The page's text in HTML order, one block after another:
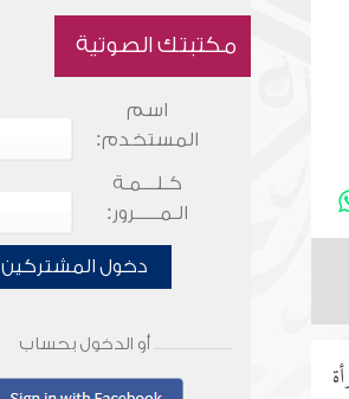
مكتبتك الصوتية
اسم
المستخدم:
كـلـــمـة
الـمـــــرور:
دخول المشتركين
أو الدخول بحساب